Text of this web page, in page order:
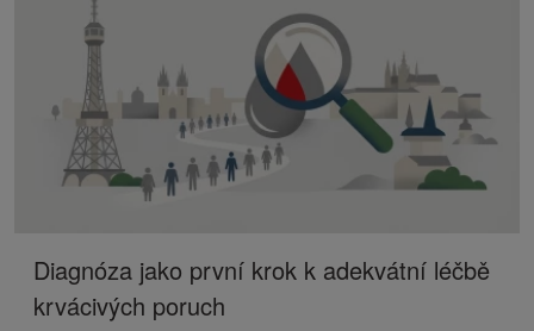
Diagnóza jako první krok k adekvátní léčbě
krvácivých poruch